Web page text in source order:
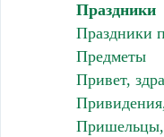
Праздники
Праздники
Предметы
Привет,
Пришельцы,